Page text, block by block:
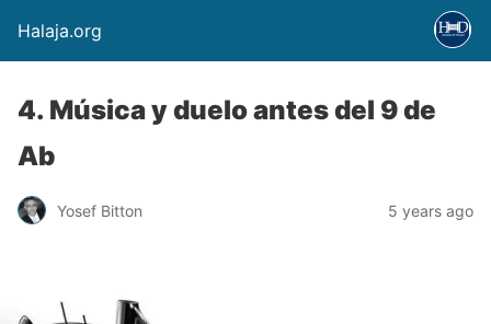
Halaja.org
4. Música y duelo antes del 9 de
Ab
Yosef Bitton 5 years ago